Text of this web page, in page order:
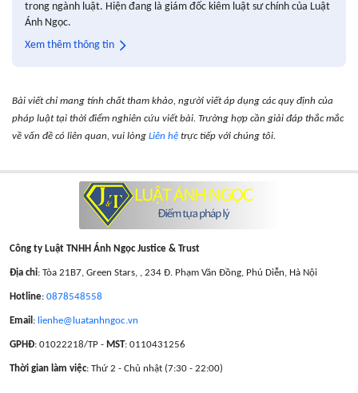
trong ngành luật. Hiện đang là giám đốc kiêm luật sư chính của Luật
Ánh Ngọc.
Xem thêm thông tin
Bài viết chỉ mang tính chất tham khảo, người viết áp dụng các quy định của
pháp luật tại thời điểm nghiên cứu viết bài. Trường hợp cần giải đáp thắc mắc
về vấn đề có liên quan, vui lòng Liên hệ trực tiếp với chúng tôi.
Công ty Luật TNHH Ánh Ngọc Justice & Trust
Địa chỉ: Tòa 21B7, Green Stars, , 234 Đ. Phạm Văn Đồng, Phú Diễn, Hà Nội
Hotline: 0878548558
Email : lienhe@luatanhngoc.vn
GPHĐ: 01022218/TP - MST: 0110431256
Thời gian làm việc: Thứ 2 - Chủ nhật (7:30 - 22:00)